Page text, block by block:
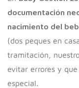
documentación
nacimiento del
(dos peques en
tramitación,
evitar errores y
especial.